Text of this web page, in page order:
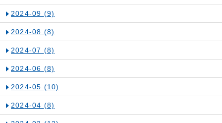
2024-09 (9)
2024-08 (8)
2024-07 (8)
2024-06 (8)
2024-05 (10)
2024-04 (8)